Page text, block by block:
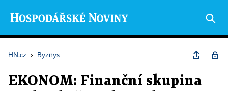
HN.cz › Byznys
EKONOM: Finanční skupina